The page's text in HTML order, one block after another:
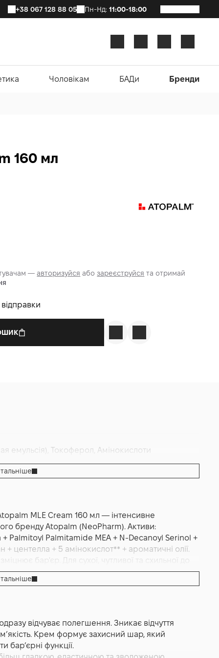
+38 067 128 88 05 Пн-Нд: 11:00-18:00
Чоловікам БАДи Бренди
160 мл
—авторизуйся абозареєструйся та отримай
емульсія), Токоферол, Амінокислоти
,Зволоження
MLE Cream 160 мл — інтенсивне
бренду Atopalm (NeoPharm). Активи:
Palmitoyl Palmitamide MEA + N-Decanoyl Serinol +
центелла + 5 амінокислот** + ароматичні олії.
бар'єр. Для сухої, чутливої та схильної до
Atopalm.
функцій. Саме тому крем особливо цінується
шкіри.
швидко вбирається та не залишає
відчуває полегшення. Зникає відчуття
м’якість. Крем формує захисний шар, який
бар’єрні функції.